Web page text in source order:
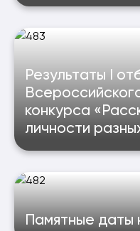
Результаты I
конкурса
личности
нравственные
Памятные даты